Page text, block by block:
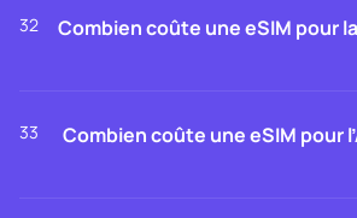
32 Combien coûte une eSIM pour
33 Combien coûte une eSIM pour